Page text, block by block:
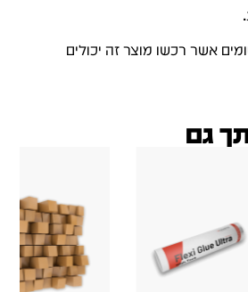
אשר רכשו מוצר זה יכולים
גם